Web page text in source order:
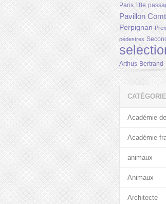
Paris 18e
Pavillon
Perpignan
pédestres
Arthus-Bertrand
Académie
Académie
animaux
Animaux
Architecte